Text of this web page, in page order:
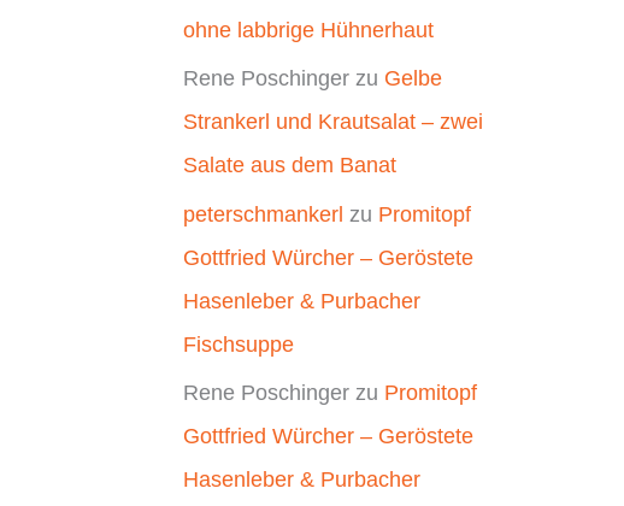
ohne labbrige Hühnerhaut
Rene Poschinger zu Gelbe
Strankerl und Krautsalat – zwei
Salate aus dem Banat
peterschmankerl zu Promitopf
Gottfried Würcher – Geröstete
Hasenleber & Purbacher
Fischsuppe
Rene Poschinger zu Promitopf
Gottfried Würcher – Geröstete
Hasenleber & Purbacher